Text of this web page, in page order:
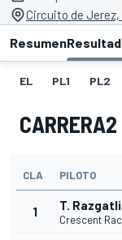
Circuito de Jerez,
Resumen
EL PL1 PL2
CARRERA2
CLA PILOTO
1 T.
Crescent